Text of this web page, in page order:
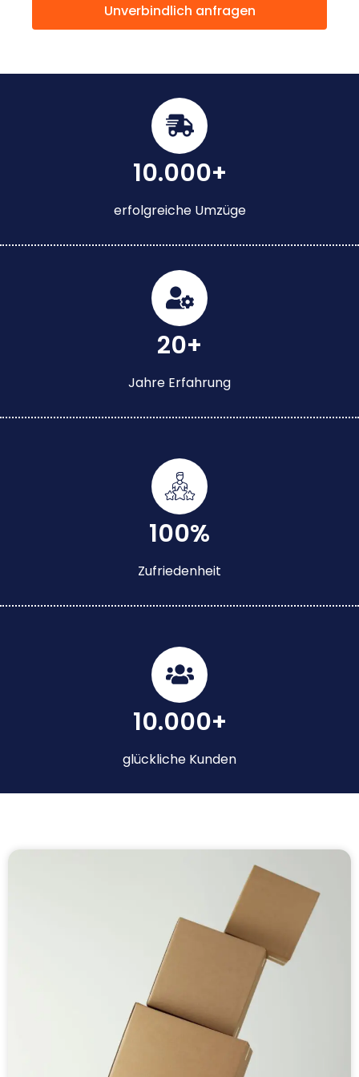
Unverbindlich anfragen
10.000+
erfolgreiche Umzüge
20+
Jahre Erfahrung
100%
Zufriedenheit
10.000+
glückliche Kunden